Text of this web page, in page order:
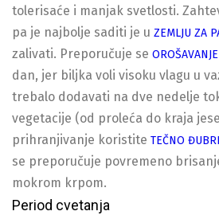
tolerisaće i manjak svetlosti.
pa je najbolje saditi je u ZEMLJU ZA
zalivati. Preporučuje se
dan, jer biljka voli visoku vlagu u
trebalo dodavati na dve nedelje
vegetacije (od proleća do kraja
prihranjivanje koristite TEČNO
se preporučuje povremeno
mokrom krpom.
Period cvetanja